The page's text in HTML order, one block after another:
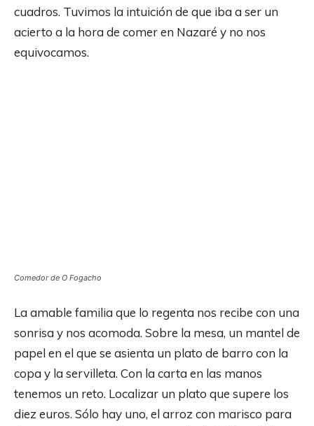
cuadros. Tuvimos la intuición de que iba a ser un
acierto a la hora de comer en Nazaré y no nos
equivocamos.
Comedor de O Fogacho
La amable familia que lo regenta nos recibe con una
sonrisa y nos acomoda. Sobre la mesa, un mantel de
papel en el que se asienta un plato de barro con la
copa y la servilleta. Con la carta en las manos
tenemos un reto. Localizar un plato que supere los
diez euros. Sólo hay uno, el arroz con marisco para